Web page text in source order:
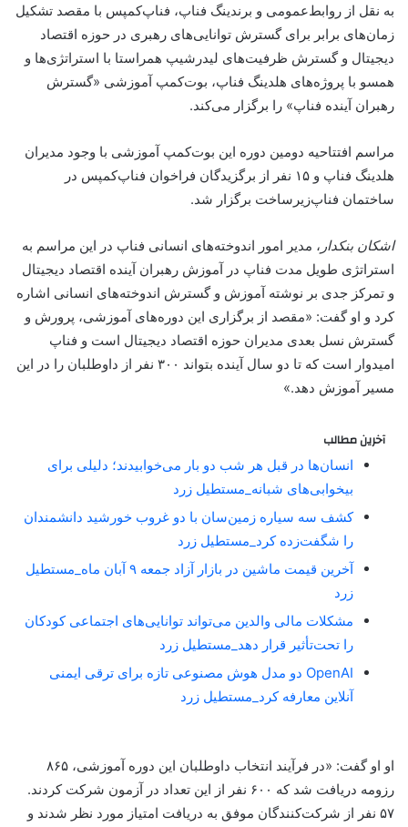
به نقل از روابط‌عمومی و برندینگ فناپ، فناپ‌کمپس با مقصد تشکیل
زمان‌های برابر برای گسترش توانایی‌های رهبری در حوزه اقتصاد
دیجیتال و گسترش ظرفیت‌های لیدرشیپ همراستا با استراتژی‌ها و
همسو با پروژه‌های هلدینگ فناپ، بوت‌کمپ آموزشی «گسترش
رهبران آینده فناپ» را برگزار می‌کند.
مراسم افتتاحیه دومین دوره این بوت‌کمپ آموزشی با وجود مدیران
هلدینگ فناپ و ۱۵ نفر از برگزیدگان فراخوان فناپ‌کمپس در
ساختمان فناپ‌زیرساخت برگزار شد.
اشکان بنکدار ، مدیر امور اندوخته‌های انسانی فناپ در این مراسم به
استراتژی طویل مدت فناپ در آموزش رهبران آینده اقتصاد دیجیتال
و تمرکز جدی بر نوشته آموزش و گسترش اندوخته‌های انسانی اشاره
کرد و او گفت: «مقصد از برگزاری این دوره‌های آموزشی، پرورش و
گسترش نسل بعدی مدیران حوزه اقتصاد دیجیتال است و فناپ
امیدوار است که تا دو سال آینده بتواند ۳۰۰ نفر از داوطلبان را در این
مسیر آموزش دهد.»
آخرین مطالب
انسان‌ها در قبل هر شب دو بار می‌خوابیدند؛ دلیلی برای
بیخوابی‌های شبانه_مستطیل زرد
کشف سه سیاره زمین‌سان با دو غروب خورشید دانشمندان
را شگفت‌زده کرد_مستطیل زرد
آخرین قیمت ماشین در بازار آزاد جمعه ۹ آبان ماه_مستطیل
زرد
مشکلات مالی والدین می‌تواند توانایی‌های اجتماعی کودکان
را تحت‌تأثیر قرار دهد_مستطیل زرد
OpenAI دو مدل هوش مصنوعی تازه برای ترقی ایمنی
آنلاین معارفه کرد_مستطیل زرد
او او گفت: «در فرآیند انتخاب داوطلبان این دوره آموزشی، ۸۶۵
رزومه دریافت شد که ۶۰۰ نفر از این تعداد در آزمون شرکت کردند.
۵۷ نفر از شرکت‌کنندگان موفق به دریافت امتیاز مورد نظر شدند و